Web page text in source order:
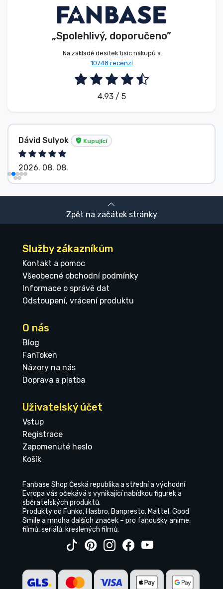
„Spolehlivý, doporučeno”
Na základě desítek tisíc nákupů a
10748 recenzí
4.93 / 5
Kupující
08.
Zpět na začátek stránky
Služby zákazníkům
Kontakt a pomoc
Všeobecné obchodní podmínky
Informace o správě dat
Odstoupení, vrácení produktu
O nás
Blog
FanToken
Názory na nás
Doprava a platba
Uživatelský účet
Vstup
Registrace
Zapomenuté heslo
Košík
Fanbase Shop Česká republika a střední a východní
Evropa vás očekává s vynikající nabídkou figurek a
sběratelských produktů.
Produkty od Funko, Hasbro, Banpresto, Mattel, Good
Smile a mnoha dalších značek – pro fanoušky anime,
filmů, seriálů, kreslených filmů.